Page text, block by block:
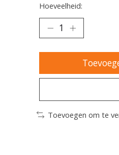
Hoeveelheid:
Toevoegen om te